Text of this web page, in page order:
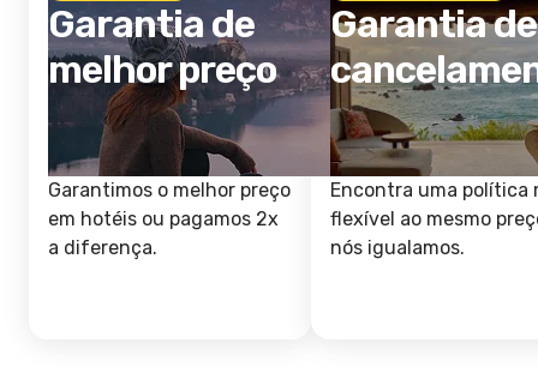
Garantia de
melhor preço
Garantimos o melhor preço
em hotéis ou pagamos 2x
a diferença.
Garantia de
Encontra uma política
flexível ao mesmo
nós igualamos.